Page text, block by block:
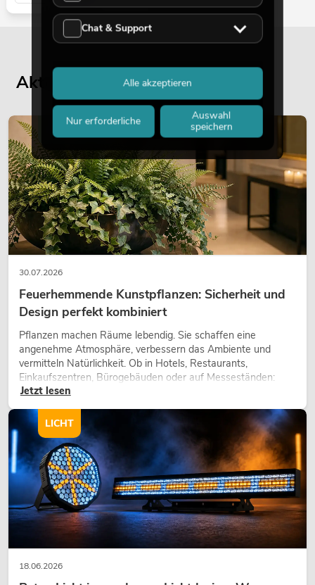
Aktuelle Blogbeiträge
30.07.2026
Feuerhemmende Kunstpflanzen: Sicherheit und
Design perfekt kombiniert
Pflanzen machen Räume lebendig. Sie schaffen eine
angenehme Atmosphäre, verbessern das Ambiente und
vermitteln Natürlichkeit. Ob in Hotels, Restaurants,
Einkaufszentren, Bürogebäuden oder auf Messeständen:
eine hochwertige Begrünung gehört heute längst zum
modernen Raumkonzept.
Jetzt lesen
DEKORATION
18.06.2026
LICHT
Chat & Support
Nur erforderliche
Auswahl
speichern
Alle akzeptieren